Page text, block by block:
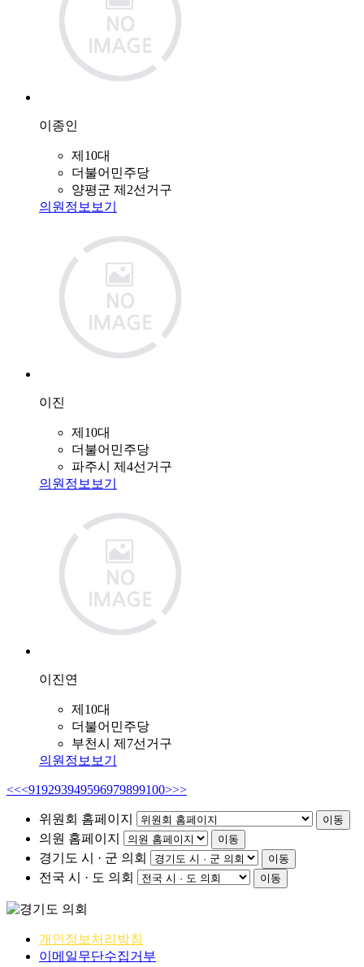
이종인
제10대
더불어민주당
양평군 제2선거구
의원정보보기
이진
제10대
더불어민주당
파주시 제4선거구
의원정보보기
이진연
제10대
더불어민주당
부천시 제7선거구
의원정보보기
<<<919293949596979899100>>>
위원회 홈페이지 이동
의원 홈페이지 이동
경기도 시 · 군 의회 이동
전국 시 · 도 의회 이동
개인정보처리방침
이메일무단수집거부